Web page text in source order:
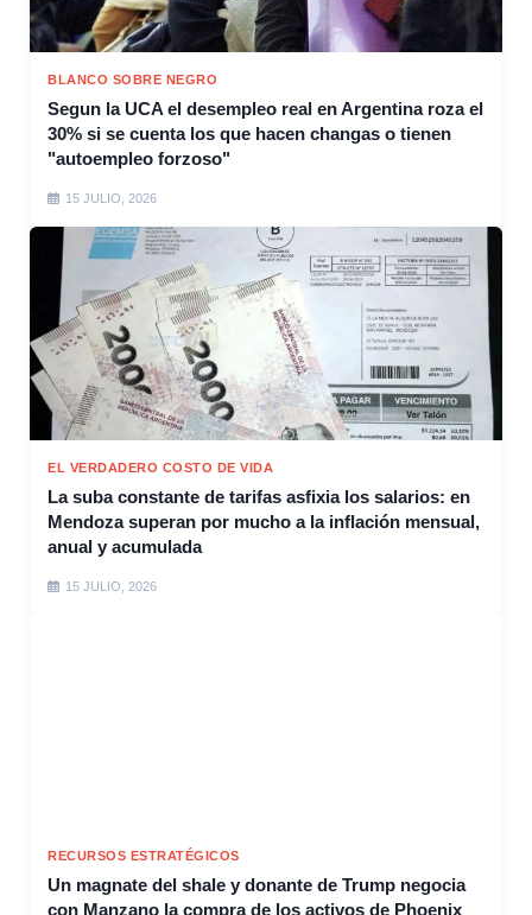
BLANCO SOBRE NEGRO
Segun la UCA el desempleo real en Argentina roza el
30% si se cuenta los que hacen changas o tienen
"autoempleo forzoso"
15 JULIO, 2026
EL VERDADERO COSTO DE VIDA
La suba constante de tarifas asfixia los salarios: en
Mendoza superan por mucho a la inflación mensual,
anual y acumulada
15 JULIO, 2026
RECURSOS ESTRATÉGICOS
Un magnate del shale y donante de Trump negocia
con Manzano la compra de los activos de Phoenix